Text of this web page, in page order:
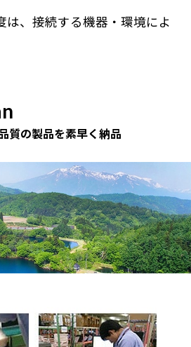
、接続する機器・環境によ
質の製品を素早く納品